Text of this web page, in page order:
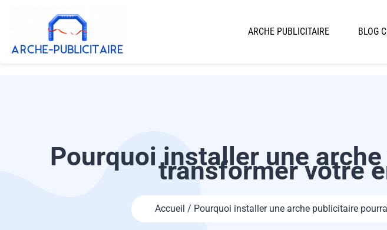
ARCHE PUBLICITAIRE BLOG
Pourquoi installer une
transformer votre
Accueil / Pourquoi installer une arche publicitaire